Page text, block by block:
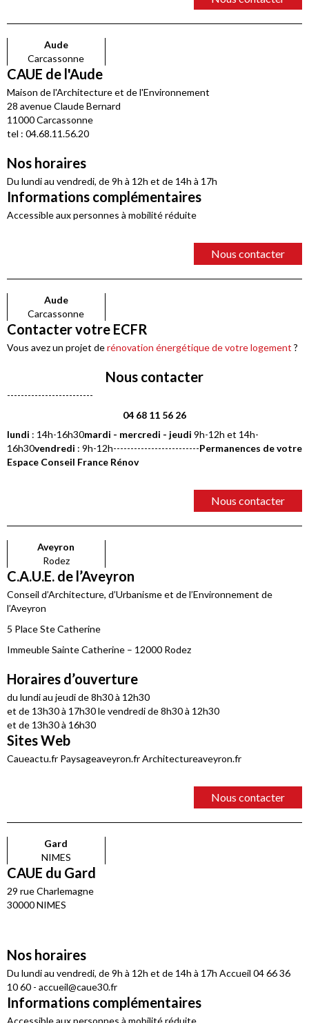
Aude
Carcassonne
CAUE de l'Aude
Maison de l'Architecture et de l'Environnement
28 avenue Claude Bernard
11000 Carcassonne
tel : 04.68.11.56.20
Nos horaires
Du lundi au vendredi, de 9h à 12h et de 14h à 17h
Informations complémentaires
Accessible aux personnes à mobilité réduite
Nous contacter
Aude
Carcassonne
Contacter votre ECFR
Vous avez un projet derénovation énergétique de votre logement ?
Nous contacter
-------------------------
04 68 11 56 26
lundi : 14h-16h30mardi - mercredi - jeudi 9h-12h et 14h-
16h30vendredi : 9h-12h-------------------------Permanences de votre
Espace Conseil France Rénov
Nous contacter
Aveyron
Rodez
C.A.U.E. de l’Aveyron
Conseil d’Architecture, d’Urbanisme et de l’Environnement de
l’Aveyron
5 Place Ste Catherine
Immeuble Sainte Catherine – 12000 Rodez
Horaires d’ouverture
du lundi au jeudi de 8h30 à 12h30
et de 13h30 à 17h30 le vendredi de 8h30 à 12h30
et de 13h30 à 16h30
Sites Web
Caueactu.fr Paysageaveyron.fr Architectureaveyron.fr
Nous contacter
Gard
NIMES
CAUE du Gard
29 rue Charlemagne
30000 NIMES
Nos horaires
Du lundi au vendredi, de 9h à 12h et de 14h à 17h Accueil 04 66 36
10 60 - accueil@caue30.fr
Informations complémentaires
Accessible aux personnes à mobilité réduite